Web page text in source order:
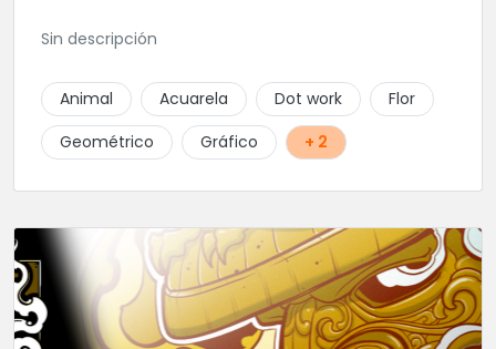
Sin descripción
Animal Acuarela Dot work
Flor
Geométrico
Gráfico + 2